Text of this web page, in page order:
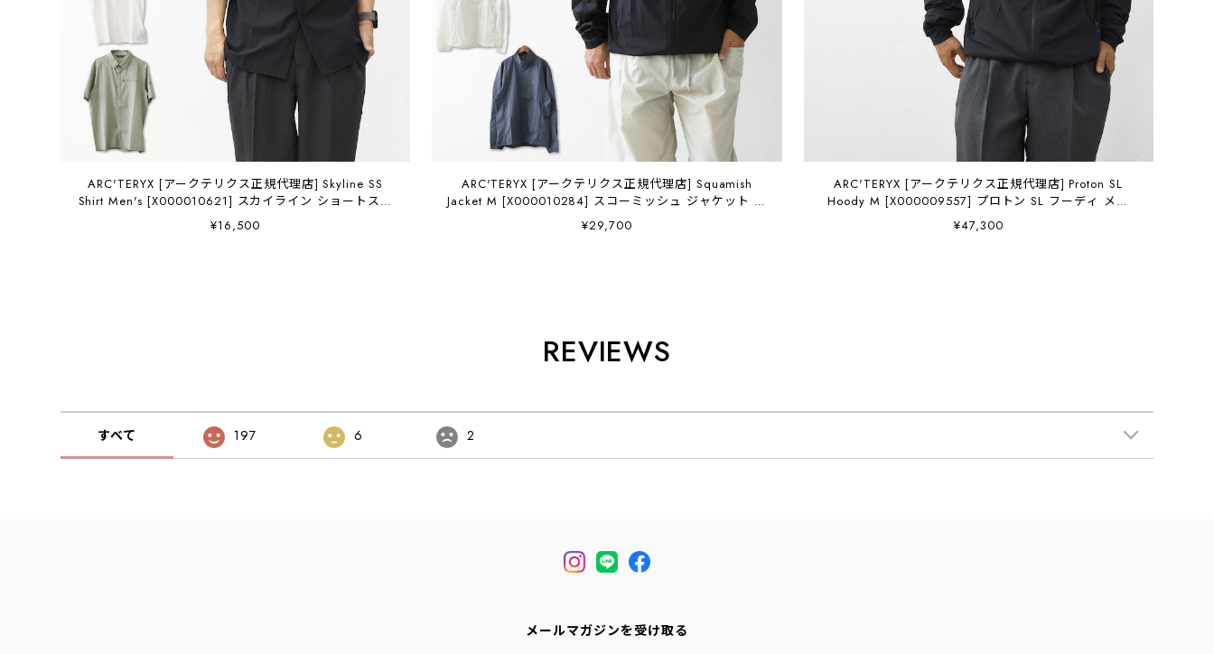
ARC'TERYX [アークテリクス正規代理店] Skyline SS
Shirt Men's [X000010621] スカイライン ショートスリ
ーブ シャツ メンズ・半袖・ハイキング・アウトドア・
軽量・速乾・MEN'S [2026SS]
¥16,500
ARC'TERYX [アークテリクス正規代理店] Squamish
Jacket M [X000010284] スコーミッシュ ジャケット メ
ンズ・ウインドシェルジャケット・防風性・通気性・
MEN'S [2026SS]
¥29,700
ARC'TERYX [アークテリクス正規代理店] Proton SL
Hoody M [X000009557] プロトン SL フーディ メン
ズ・クライミング・軽量・通気性・耐久性・MEN'S
[2026SS]
¥47,300
REVIEWS
すべて 197 6 2
メールマガジンを受け取る